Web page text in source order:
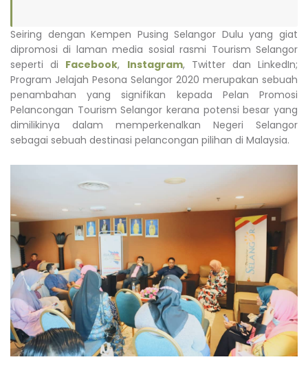
Seiring dengan Kempen Pusing Selangor Dulu yang giat
dipromosi di laman media sosial rasmi Tourism Selangor
seperti di Facebook, Instagram, Twitter dan LinkedIn;
Program Jelajah Pesona Selangor 2020 merupakan sebuah
penambahan yang signifikan kepada Pelan Promosi
Pelancongan Tourism Selangor kerana potensi besar yang
dimilikinya dalam memperkenalkan Negeri Selangor
sebagai sebuah destinasi pelancongan pilihan di Malaysia.